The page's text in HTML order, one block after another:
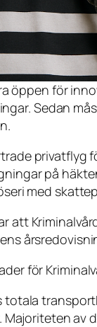
öppen för
Sedan
på
med
att
för
totala
Majoriteten